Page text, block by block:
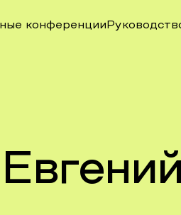
конференции